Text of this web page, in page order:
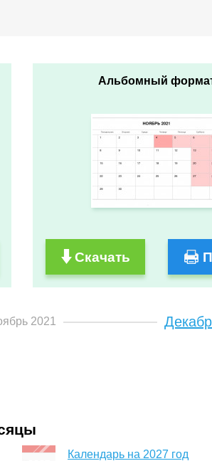
Альбомный
Скачать
2021
Календарь на 2027 год